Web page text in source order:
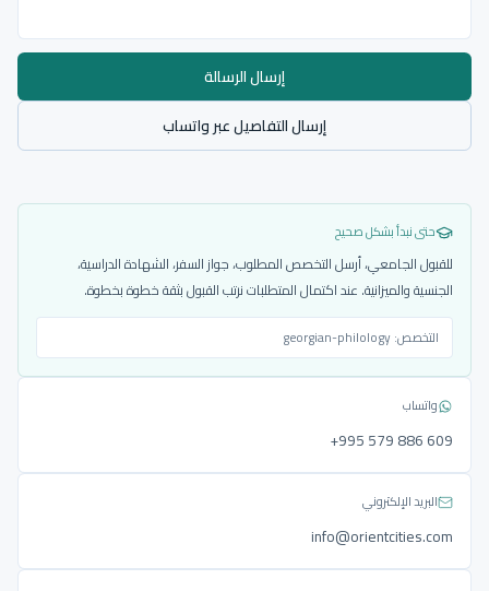
إرسال الرسالة
إرسال التفاصيل عبر واتساب
حتى نبدأ بشكل صحيح
للقبول الجامعي، أرسل التخصص المطلوب، جواز السفر، الشهادة الدراسية،
الجنسية والميزانية. عند اكتمال المتطلبات نرتب القبول بثقة خطوة بخطوة.
التخصص:georgian-philology
واتساب
‎+995 579 886 609
البريد الإلكتروني
info@orientcities.com